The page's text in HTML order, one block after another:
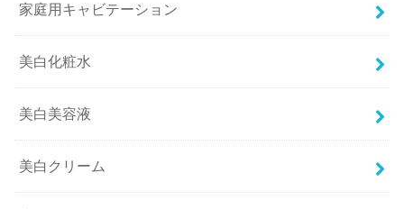
家庭用キャビテーション
美白化粧水
美白美容液
美白クリーム